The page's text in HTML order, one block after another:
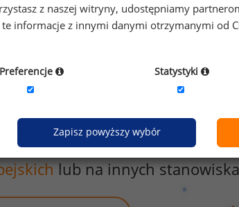
lub na innych
z naszej witryny, udostępniamy
te informacje z innymi danymi otrzymanymi od
Preferencje Statystyki
Zapisz powyższy wybór